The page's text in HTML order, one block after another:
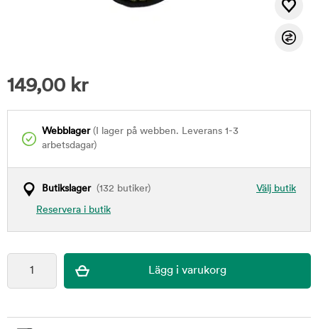
149,00 kr
Webblager(I lager på webben. Leverans 1-3
arbetsdagar)
Välj butik
Butikslager(132 butiker)
Reservera i butik